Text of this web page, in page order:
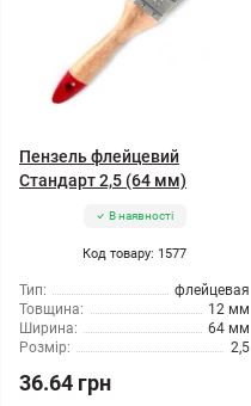
Пензель флейцевий
Стандарт 2,5 (64 мм)
В наявності
Код товару: 1577
Тип:
флейцевая
Товщина:
12 мм
Ширина:
64 мм
Розмір:
2,5
36.64 грн